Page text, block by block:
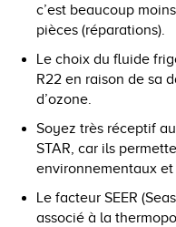
c’est beaucoup
pièces (réparations).
Le choix du fluide
R22 en raison de sa
d’ozone.
Soyez très réceptif
STAR, car ils
environnementaux et
Le facteur SEER
associé à la